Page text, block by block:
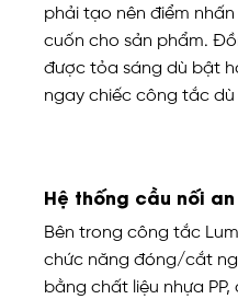
phải tạo nên điểm
cuốn cho sản phẩm.
được tỏa sáng dù bật
ngay chiếc công tắc
Hệ thống cầu nối
Bên trong công tắc
chức năng đóng/cắt
bằng chất liệu nhựa